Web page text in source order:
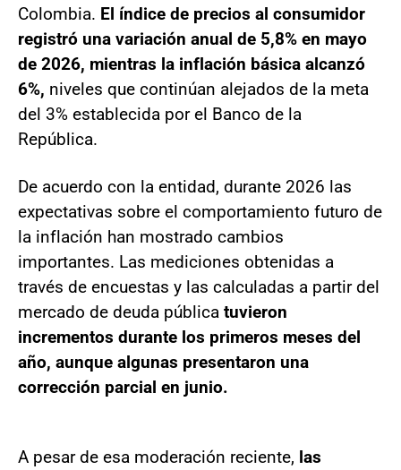
Colombia. El índice de precios al consumidor
registró una variación anual de 5,8% en mayo
de 2026, mientras la inflación básica alcanzó
6%, niveles que continúan alejados de la meta
del 3% establecida por el Banco de la
República.
De acuerdo con la entidad, durante 2026 las
expectativas sobre el comportamiento futuro de
la inflación han mostrado cambios
importantes. Las mediciones obtenidas a
través de encuestas y las calculadas a partir del
mercado de deuda pública tuvieron
incrementos durante los primeros meses del
año, aunque algunas presentaron una
corrección parcial en junio.
A pesar de esa moderación reciente, las